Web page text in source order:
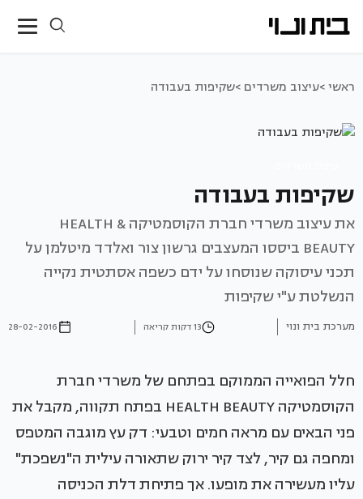
ראשי >עיצוב משרדים >שקיפות בעבודה
שקיפות בעבודה
את עיצוב משרדי חברת הקוסמטיקה HEALTH &
BEAUTY ביססו המעצבים גרשון צור ואלדד מיטלמן על
תכני עיסוקה שנוסחו על ידם כשפה אסתטית נקייה
הנשלטת ע"י שקיפות
מערכת בית ונוי 13 דקות קריאה 28-02-2016
חלל הפואייה הממוקם בפתחם של משרדי חברת
הקוסמטיקה HEALTH BEAUTY בפתח תקווה, מקבל את
פני הבאים עם מראה חמים וטבעי: דק עץ מוגבה המטפס
ומחפה גם קיר, לצד קיר ירוק שתאורה עילית ה"נשפכת"
עליו מעשירה את מופעו. אך פתיחת דלת הכניסה